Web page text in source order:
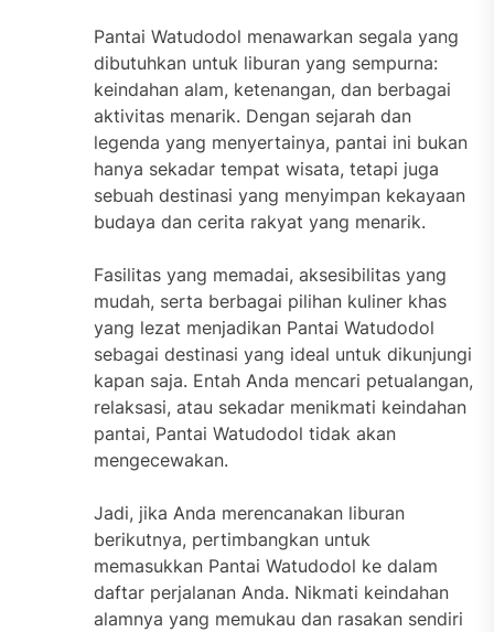
Pantai Watudodol menawarkan segala yang
dibutuhkan untuk liburan yang sempurna:
keindahan alam, ketenangan, dan berbagai
aktivitas menarik. Dengan sejarah dan
legenda yang menyertainya, pantai ini bukan
hanya sekadar tempat wisata, tetapi juga
sebuah destinasi yang menyimpan kekayaan
budaya dan cerita rakyat yang menarik.
Fasilitas yang memadai, aksesibilitas yang
mudah, serta berbagai pilihan kuliner khas
yang lezat menjadikan Pantai Watudodol
sebagai destinasi yang ideal untuk dikunjungi
kapan saja. Entah Anda mencari petualangan,
relaksasi, atau sekadar menikmati keindahan
pantai, Pantai Watudodol tidak akan
mengecewakan.
Jadi, jika Anda merencanakan liburan
berikutnya, pertimbangkan untuk
memasukkan Pantai Watudodol ke dalam
daftar perjalanan Anda. Nikmati keindahan
alamnya yang memukau dan rasakan sendiri